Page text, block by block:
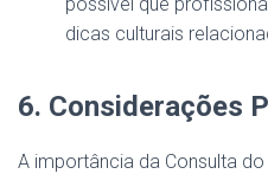
dicas culturais
6. Considerações
A importância da Consulta